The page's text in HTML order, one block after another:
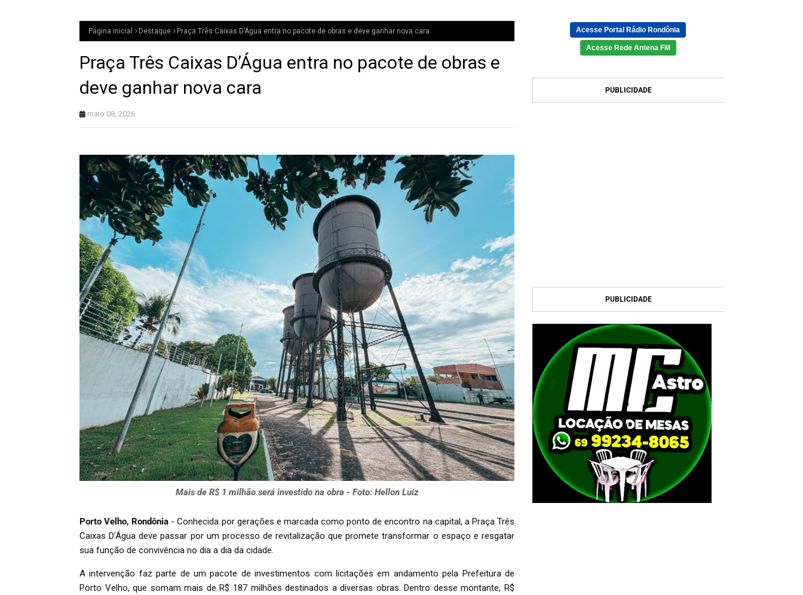
Página inicial Destaque Praça Três Caixas D’Água entra no pacote de obras e deve ganhar nova cara
Praça Três Caixas D’Água entra no pacote de obras e
deve ganhar nova cara
maio 08, 2026
Mais de R$ 1 milhão será investido na obra - Foto: Hellon Luiz
Porto Velho, Rondônia - Conhecida por gerações e marcada como ponto de encontro na capital, a Praça Três
Caixas D’Água deve passar por um processo de revitalização que promete transformar o espaço e resgatar
sua função de convivência no dia a dia da cidade.
A intervenção faz parte de um pacote de investimentos com licitações em andamento pela Prefeitura de
Porto Velho, que somam mais de R$ 187 milhões destinados a diversas obras. Dentro desse montante, R$
Acesse Portal Rádio Rondônia
Acesse Rede Antena FM
PUBLICIDADE
PUBLICIDADE